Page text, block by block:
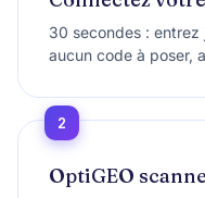
30 secondes : entrez
aucun code à poser,
2
OptiGEO scanne